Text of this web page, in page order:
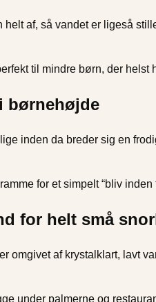
af, så vandet er ligeså
til mindre børn, der helst
børnehøjde
inden da breder sig en
for et simpelt “bliv
for helt små
omgivet af krystalklart, lavt
under palmerne og